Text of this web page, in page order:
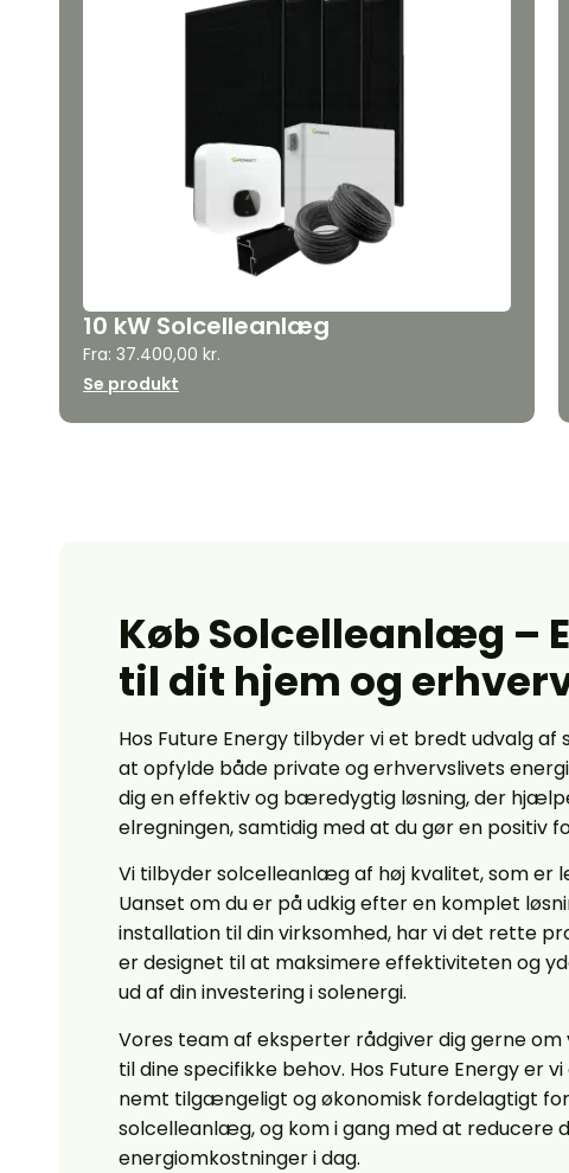
10 kW Solcelleanlæg
Fra: 37.400,00 kr.
Se produkt
Køb Solcelleanlæg –
til dit hjem og
Hos Future Energy tilbyder vi et bredt udvalg
at opfylde både private og erhvervslivets
dig en effektiv og bæredygtig løsning, der
elregningen, samtidig med at du gør en positiv
Vi tilbyder solcelleanlæg af høj kvalitet, som er
Uanset om du er på udkig efter en komplet
installation til din virksomhed, har vi det rette
er designet til at maksimere effektiviteten og
ud af din investering i solenergi.
Vores team af eksperter rådgiver dig gerne
til dine specifikke behov. Hos Future Energy er
nemt tilgængeligt og økonomisk fordelagtigt for
solcelleanlæg, og kom i gang med at reducere
energiomkostninger i dag.